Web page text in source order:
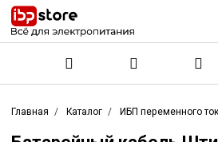
Главная Каталог ИБП переменного